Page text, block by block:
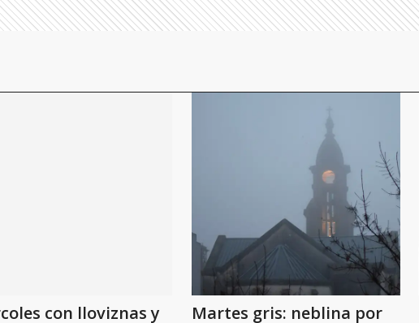
con lloviznas y Martes gris: neblina por